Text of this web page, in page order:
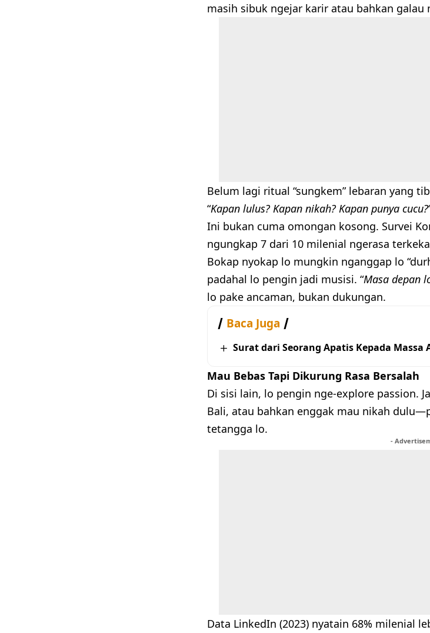
masih sibuk ngejar karir atau bahkan galau
Belum lagi ritual “sungkem” lebaran yang
“Kapan lulus? Kapan nikah? Kapan punya cucu?
Ini bukan cuma omongan kosong. Survei
ngungkap 7 dari 10 milenial ngerasa
Bokap nyokap lo mungkin nganggap lo
padahal lo pengin jadi musisi. “Masa depan
lo pake ancaman, bukan dukungan.
Baca Juga
Surat dari Seorang Apatis Kepada Massa
Mau Bebas Tapi Dikurung Rasa Bersalah
Di sisi lain, lo pengin nge-explore passion.
Bali, atau bahkan enggak mau nikah
tetangga lo.
-
Data LinkedIn (2023) nyatain 68% milenial